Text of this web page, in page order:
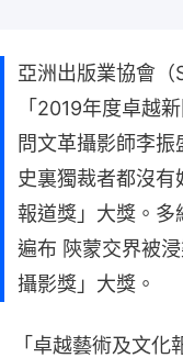
亞洲出版業協會
「2019年度卓越
問文革攝影師李
史裏獨裁者都沒
報道獎」大獎。多
遍布 陝蒙交界被
攝影獎」大獎。
「卓越藝術及文